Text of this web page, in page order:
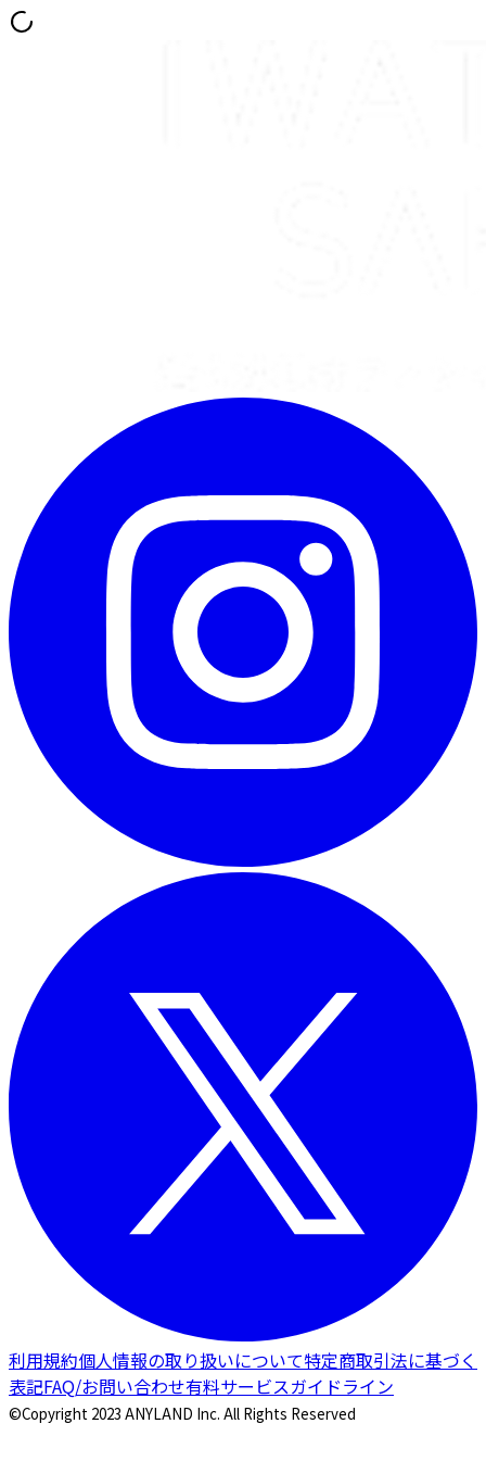
利用規約個人情報の取り扱いについて特定商取引法に基づく
表記FAQ/お問い合わせ有料サービスガイドライン
©Copyright 2023 ANYLAND Inc. All Rights Reserved